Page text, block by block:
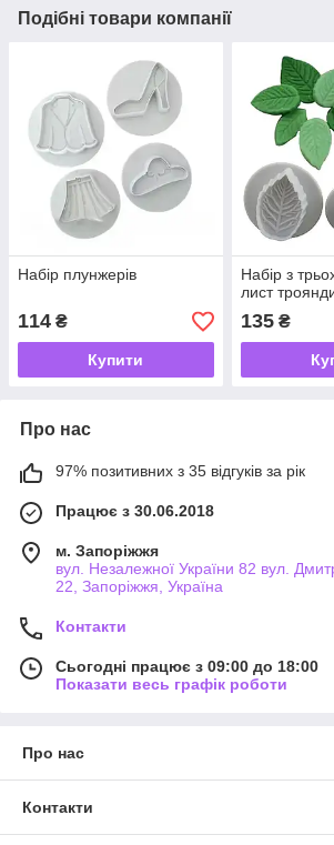
Подібні товари компанії
Набір плунжерів
114 ₴
Купити
Набір з
лист
135₴
Про нас
97% позитивних з 35 відгуків за рік
Працює з 30.06.2018
м. Запоріжжя
вул. Незалежної України 82 вул.
22, Запоріжжя, Україна
Контакти
Сьогодні працює з 09:00 до 18:00
Показати весь графік роботи
Про нас
Контакти